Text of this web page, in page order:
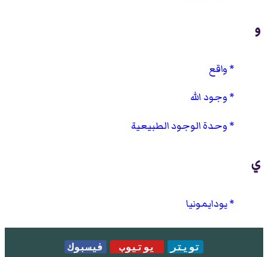
و
واقع
وجود الله
وحدة الوجود الطبيعية
ي
يودايمونيا
تويتر يوتيوب
فيسبوك